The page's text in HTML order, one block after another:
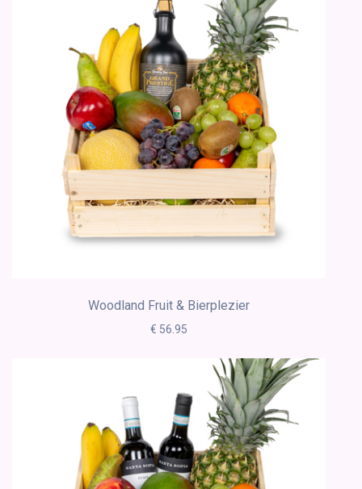
Woodland Fruit & Bierplezier
€ 56.95